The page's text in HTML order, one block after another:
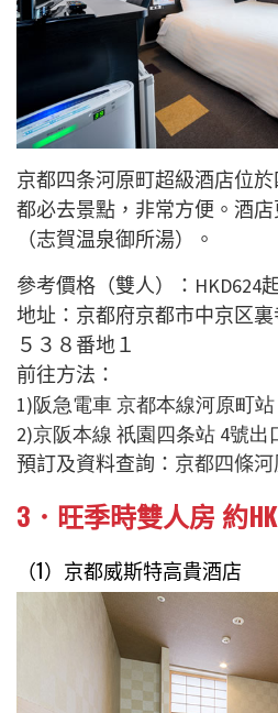
京都四条河原町超級酒店位
都必去景點，非常方便。酒
（志賀温泉御所湯）。
參考價格（雙人）： HKD624
地址：京都府京都市中京区
５３８番地１
前往方法：
1)阪急電車 京都本線河原町
2)京阪本線 祇園四条站 4號出
預訂及資料查詢： 京都四條
3．旺季時雙人房 約
（1） 京都威斯特高貴酒店